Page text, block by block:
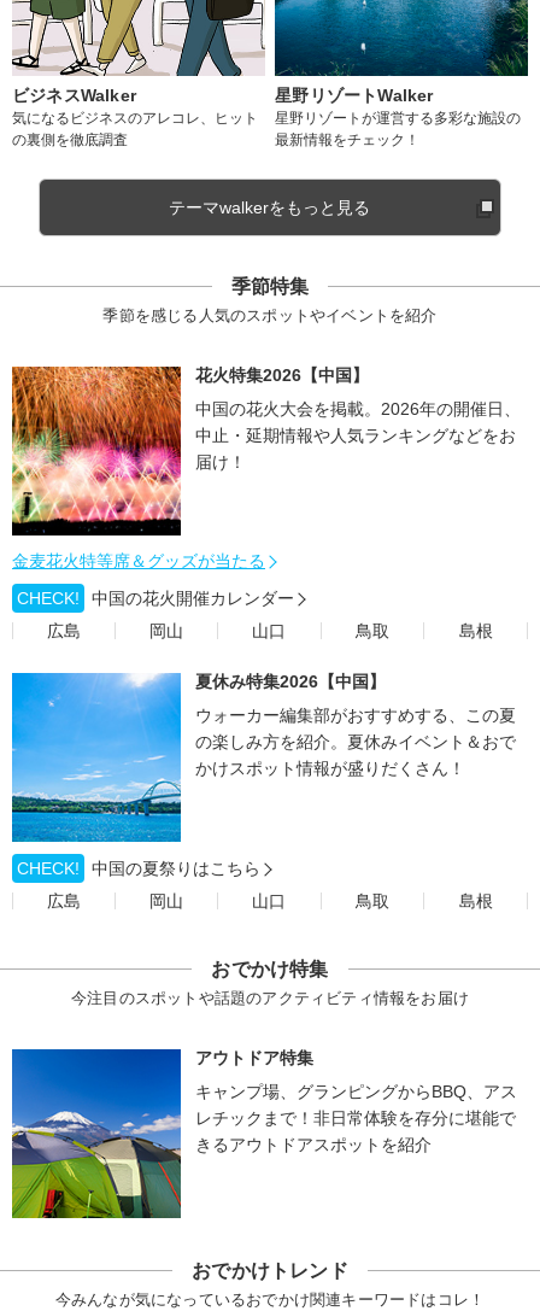
ビジネスWalker
気になるビジネスのアレコレ、ヒット
の裏側を徹底調査
星野リゾートWalker
星野リゾートが運営する多彩な施設の
最新情報をチェック！
テーマwalkerをもっと見る
季節特集
季節を感じる人気のスポットやイベントを紹介
花火特集2026【中国】
中国の花火大会を掲載。2026年の開催日、
中止・延期情報や人気ランキングなどをお
届け！
金麦花火特等席＆グッズが当たる
CHECK!
中国の花火開催カレンダー
広島
岡山 山口 鳥取 島根
夏休み特集2026【中国】
ウォーカー編集部がおすすめする、この夏
の楽しみ方を紹介。夏休みイベント＆おで
かけスポット情報が盛りだくさん！
CHECK!
中国の夏祭りはこちら
広島
岡山 山口 鳥取 島根
おでかけ特集
今注目のスポットや話題のアクティビティ情報をお届け
アウトドア特集
キャンプ場、グランピングからBBQ、アス
レチックまで！非日常体験を存分に堪能で
きるアウトドアスポットを紹介
おでかけトレンド
今みんなが気になっているおでかけ関連キーワードはコレ！